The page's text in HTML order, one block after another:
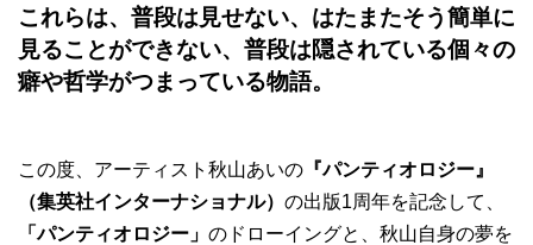
これらは、普段は見せない、はたまたそう簡単に
見ることができない、普段は隠されている個々の
癖や哲学がつまっている物語。
この度、アーティスト秋山あいの 『パンティオロジー』
（集英社インターナショナル） の出版1周年を記念して、
「パンティオロジー」 のドローイングと、秋山自身の夢を